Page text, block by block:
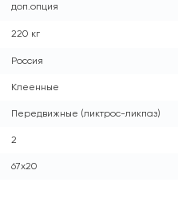
доп.опция
220 кг
Россия
Клеенные
Передвижные (ликтрос-ликпаз)
2
67x20